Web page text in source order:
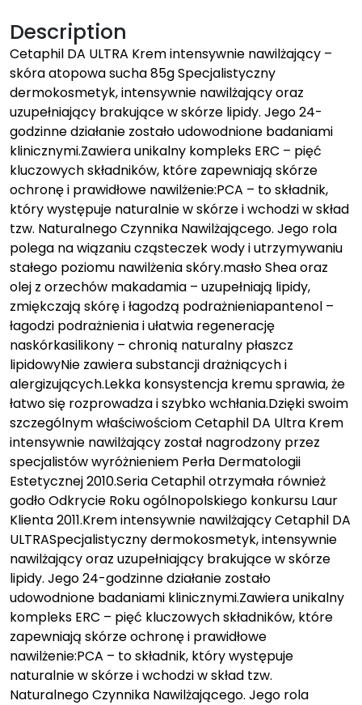
Description
Cetaphil DA ULTRA Krem intensywnie nawilżający –
skóra atopowa sucha 85g Specjalistyczny
dermokosmetyk, intensywnie nawilżający oraz
uzupełniający brakujące w skórze lipidy. Jego 24-
godzinne działanie zostało udowodnione badaniami
klinicznymi.Zawiera unikalny kompleks ERC – pięć
kluczowych składników, które zapewniają skórze
ochronę i prawidłowe nawilżenie:PCA – to składnik,
który występuje naturalnie w skórze i wchodzi w skład
tzw. Naturalnego Czynnika Nawilżającego. Jego rola
polega na wiązaniu cząsteczek wody i utrzymywaniu
stałego poziomu nawilżenia skóry.masło Shea oraz
olej z orzechów makadamia – uzupełniają lipidy,
zmiękczają skórę i łagodzą podrażnieniapantenol –
łagodzi podrażnienia i ułatwia regenerację
naskórkasilikony – chronią naturalny płaszcz
lipidowyNie zawiera substancji drażniących i
alergizujących.Lekka konsystencja kremu sprawia, że
łatwo się rozprowadza i szybko wchłania.Dzięki swoim
szczególnym właściwościom Cetaphil DA Ultra Krem
intensywnie nawilżający został nagrodzony przez
specjalistów wyróżnieniem Perła Dermatologii
Estetycznej 2010.Seria Cetaphil otrzymała również
godło Odkrycie Roku ogólnopolskiego konkursu Laur
Klienta 2011.Krem intensywnie nawilżający Cetaphil DA
ULTRASpecjalistyczny dermokosmetyk, intensywnie
nawilżający oraz uzupełniający brakujące w skórze
lipidy. Jego 24-godzinne działanie zostało
udowodnione badaniami klinicznymi.Zawiera unikalny
kompleks ERC – pięć kluczowych składników, które
zapewniają skórze ochronę i prawidłowe
nawilżenie:PCA – to składnik, który występuje
naturalnie w skórze i wchodzi w skład tzw.
Naturalnego Czynnika Nawilżającego. Jego rola